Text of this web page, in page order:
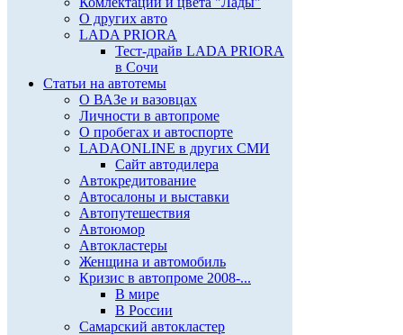
О других авто
LADA PRIORA
Тест-драйв LADA PRIORA
в Сочи
Статьи на автотемы
О ВАЗе и вазовцах
Личности в автопроме
О пробегах и автоспорте
LADAONLINE в других СМИ
Сайт автодилера
Автокредитование
Автосалоны и выставки
Автопутешествия
Автоюмор
Автокластеры
Женщина и автомобиль
Кризис в автопроме 2008-...
В мире
В России
Самарский автокластер